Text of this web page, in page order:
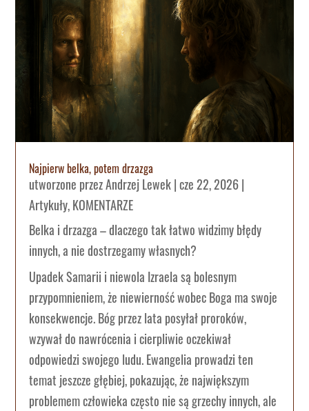
Najpierw belka, potem drzazga
utworzone przezAndrzej Lewek|cze 22, 2026|
Artykuły,KOMENTARZE
Belka i drzazga – dlaczego tak łatwo widzimy błędy
innych, a nie dostrzegamy własnych?
Upadek Samarii i niewola Izraela są bolesnym
przypomnieniem, że niewierność wobec Boga ma swoje
konsekwencje. Bóg przez lata posyłał proroków,
wzywał do nawrócenia i cierpliwie oczekiwał
odpowiedzi swojego ludu. Ewangelia prowadzi ten
temat jeszcze głębiej, pokazując, że największym
problemem człowieka często nie są grzechy innych, ale